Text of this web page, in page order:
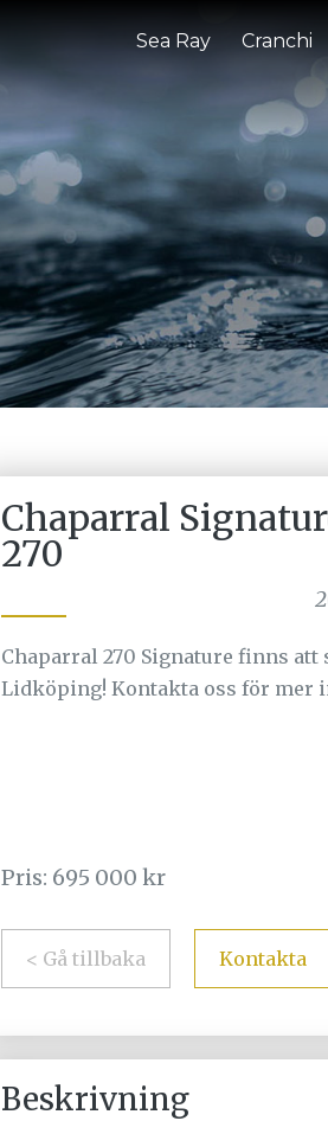
Sea Ray Cranchi
Chaparral
270
Chaparral 270 Signature finns att
Lidköping! Kontakta oss för mer
Pris: 695 000 kr
< Gå tillbaka Kontakta
Beskrivning